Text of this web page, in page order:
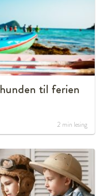
til ferien
2 min lesing